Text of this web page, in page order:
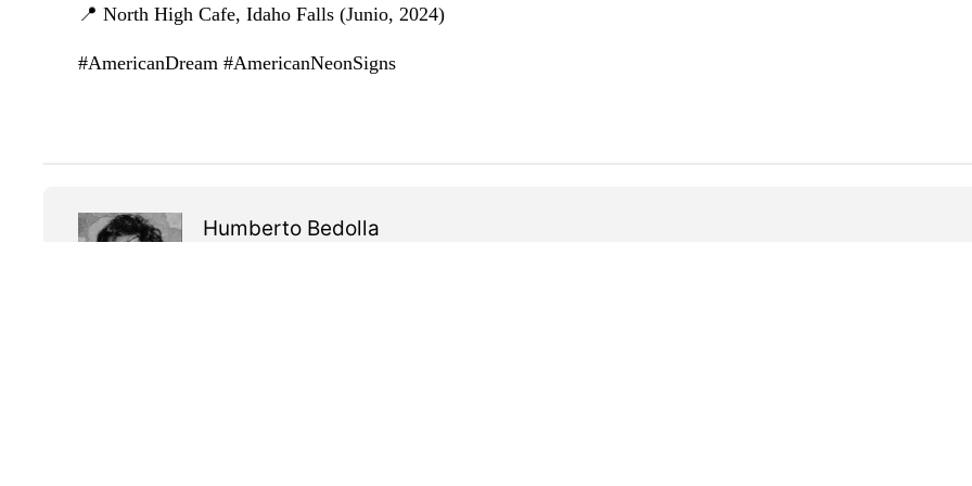
📍 North High Cafe, Idaho Falls (Junio, 2024)
#AmericanDream #AmericanNeonSigns
Humberto Bedolla